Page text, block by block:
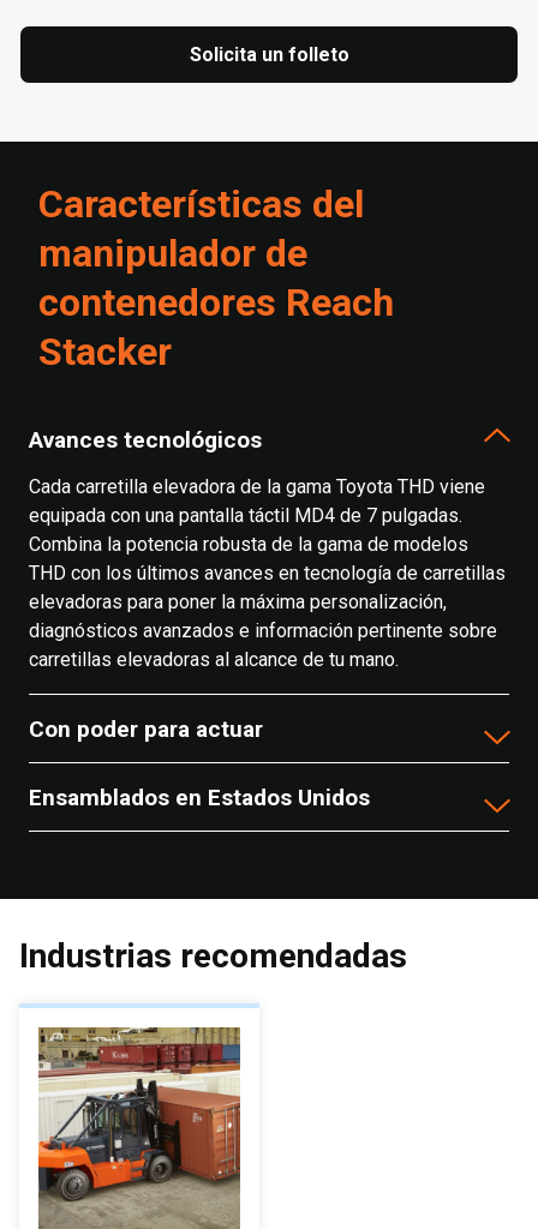
Solicita un folleto
Características del
manipulador de
contenedores Reach
Stacker
Avances tecnológicos
Cada carretilla elevadora de la gama Toyota THD viene
equipada con una pantalla táctil MD4 de 7 pulgadas.
Combina la potencia robusta de la gama de modelos
THD con los últimos avances en tecnología de carretillas
elevadoras para poner la máxima personalización,
diagnósticos avanzados e información pertinente sobre
carretillas elevadoras al alcance de tu mano.
Con poder para actuar
Ensamblados en Estados Unidos
Industrias recomendadas